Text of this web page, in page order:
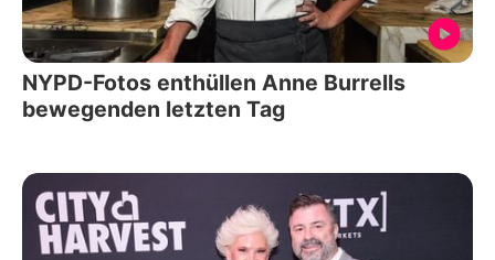
NYPD-Fotos enthüllen Anne Burrells
bewegenden letzten Tag